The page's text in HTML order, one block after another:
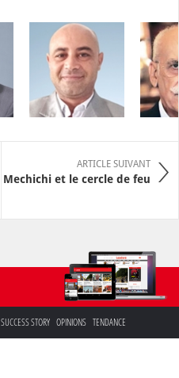
ARTICLE SUIVANT
Mechichi et le cercle de feu
SUCCESS STORY OPINIONS TENDANCE